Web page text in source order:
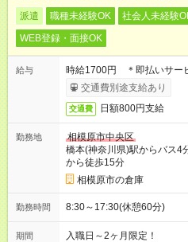
派遣 職種未経験OK 社会人未経験
WEB登録・面接OK
給与
時給1700円 ＊即払いサー
交通費別途支給あり
交通費 日額800円支給
勤務地
相模原市中央区
橋本(神奈川県)駅からバス4
から徒歩15分
相模原市の倉庫
勤務時間 8:30～17:30(休憩60分)
期間 入職日～2ヶ月限定！